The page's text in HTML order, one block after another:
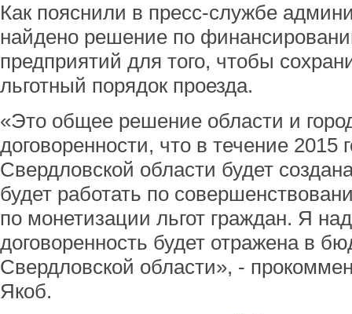
Как пояснили в пресс-службе
найдено решение по
предприятий для того, чтобы
льготный порядок проезда.
«Это общее решение области и
договоренности, что в течение 2015
Свердловской области будет
будет работать по
по монетизации льгот граждан. Я
договоренность будет отражена в
Свердловской области», -
Якоб.